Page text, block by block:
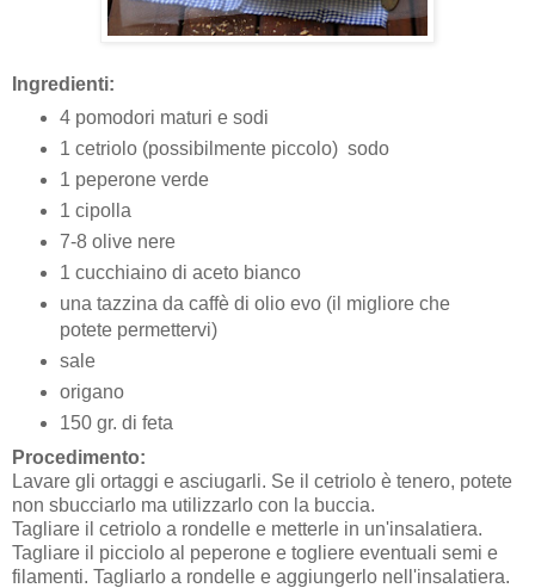
Ingredienti:
4 pomodori maturi e sodi
1 cetriolo (possibilmente piccolo) sodo
1 peperone verde
1 cipolla
7-8 olive nere
1 cucchiaino di aceto bianco
una tazzina da caffè di olio evo (il migliore che
potete permettervi)
sale
origano
150 gr. di feta
Procedimento:
Lavare gli ortaggi e asciugarli. Se il cetriolo è tenero, potete
non sbucciarlo ma utilizzarlo con la buccia.
Tagliare il cetriolo a rondelle e metterle in un'insalatiera.
Tagliare il picciolo al peperone e togliere eventuali semi e
filamenti. Tagliarlo a rondelle e aggiungerlo nell'insalatiera.